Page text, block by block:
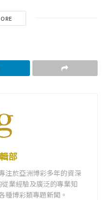
部
注於亞洲博彩多年的資深
業經驗及廣泛的專業知
種博彩類專題新聞。